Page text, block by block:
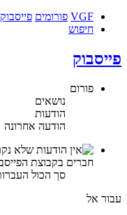
VGF פורומים פייסבוק
חיפוש
פייסבוק
פורום
נושאים
הודעות
הודעה אחרונה
חברים בקבוצת
סך הכול העברות:
עבור אל